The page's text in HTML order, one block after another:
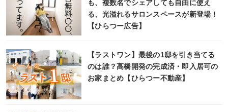
も、複数名でシェアしても自由に使え
る、光溢れるサロンスペースが新登場！
【ひらつー広告】
【ラストワン】最後の1邸を引き当てる
のは誰？高橋開発の完成済・即入居可の
お家まとめ【ひらつー不動産】